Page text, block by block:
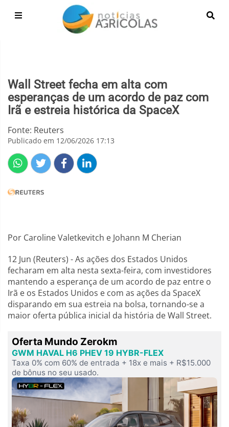
Wall Street fecha em alta com
esperanças de um acordo de paz com
Irã e estreia histórica da SpaceX
Fonte: Reuters
Publicado em 12/06/2026 17:13
Por Caroline Valetkevitch e Johann M Cherian
12 Jun (Reuters) - As ações dos Estados Unidos
fecharam em alta nesta sexta-feira, com investidores
mantendo a esperança de um acordo de paz entre o
Irã e os Estados Unidos e com as ações da SpaceX
disparando em sua estreia na bolsa, tornando-se a
maior oferta pública inicial da história de Wall Street.